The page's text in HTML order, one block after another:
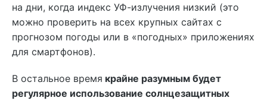
на дни, когда индекс УФ-излучения низкий (это
можно проверить на всех крупных сайтах с
прогнозом погоды или в «погодных» приложениях
для смартфонов).
В остальное время крайне разумным будет
регулярное использование солнцезащитных